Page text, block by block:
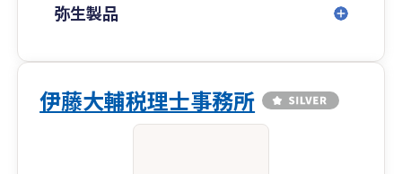
弥生製品
伊藤大輔税理士事務所